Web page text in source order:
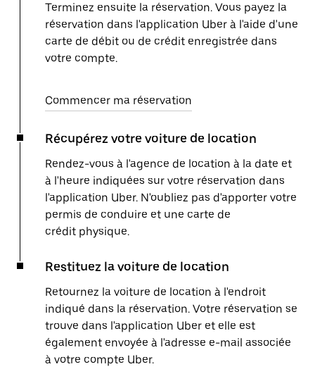
Terminez ensuite la réservation. Vous payez la
réservation dans l'application Uber à l'aide d'une
carte de débit ou de crédit enregistrée dans
votre compte.
Commencer ma réservation
Récupérez votre voiture de location
Rendez-vous à l'agence de location à la date et
à l'heure indiquées sur votre réservation dans
l'application Uber. N'oubliez pas d'apporter votre
permis de conduire et une carte de
crédit physique.
Restituez la voiture de location
Retournez la voiture de location à l'endroit
indiqué dans la réservation. Votre réservation se
trouve dans l'application Uber et elle est
également envoyée à l'adresse e-mail associée
à votre compte Uber.